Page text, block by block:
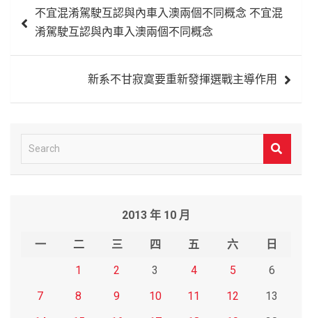
章
不宜混淆駕駛互認與內車入澳兩個不同概念 不宜混
淆駕駛互認與內車入澳兩個不同概念
新系不甘寂寞要重新發揮選戰主導作用
e
2013 年 10 月
一 二 三 四 五 六
日
1
2 3 4 5
6
7
8 9 10 11 12
13